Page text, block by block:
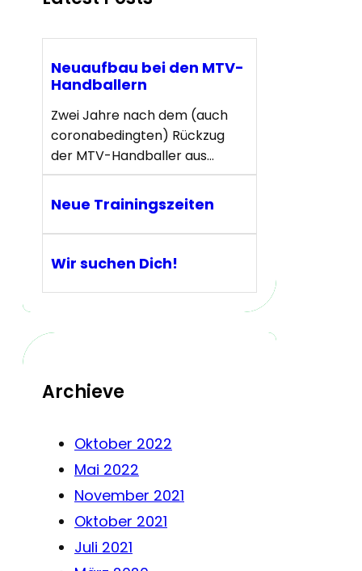
Neuaufbau bei den MTV-
Handballern
Zwei Jahre nach dem (auch
coronabedingten) Rückzug
der MTV-Handballer aus…
Neue Trainingszeiten
Wir suchen Dich!
Archieve
Oktober 2022
Mai 2022
November 2021
Oktober 2021
Juli 2021